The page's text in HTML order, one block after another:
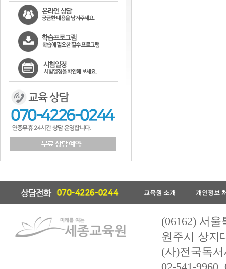
교육원 소개 개인정보
(06162) 서
원주시 상지
(사)전국독